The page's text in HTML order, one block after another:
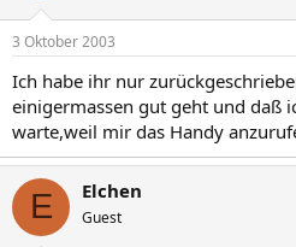
3 Oktober 2003
Ich habe ihr nur
einigermassen gut geht und daß
warte,weil mir das Handy
E Elchen
Guest